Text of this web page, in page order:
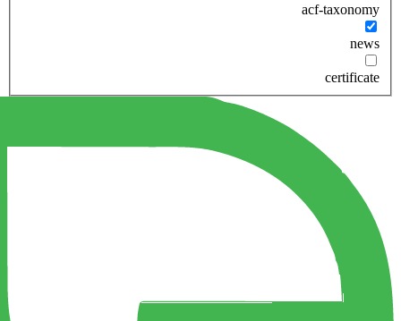
acf-taxonomy
news
certificate